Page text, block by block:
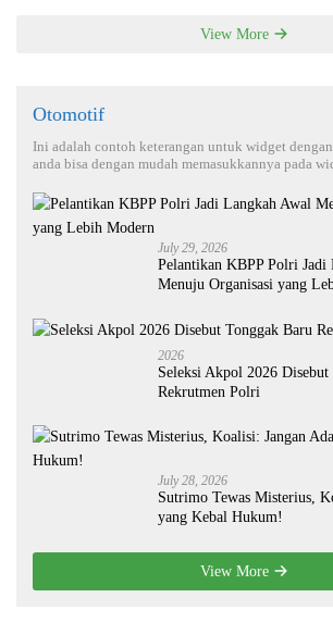
View More
Otomotif
Ini adalah contoh keterangan untuk widget
anda bisa dengan mudah memasukkannya pada
July 29, 2026
Pelantikan KBPP Polri Jadi
Menuju Organisasi yang
2026
Seleksi Akpol 2026 Disebut
Rekrutmen Polri
July 28, 2026
Sutrimo Tewas Misterius,
yang Kebal Hukum!
View More